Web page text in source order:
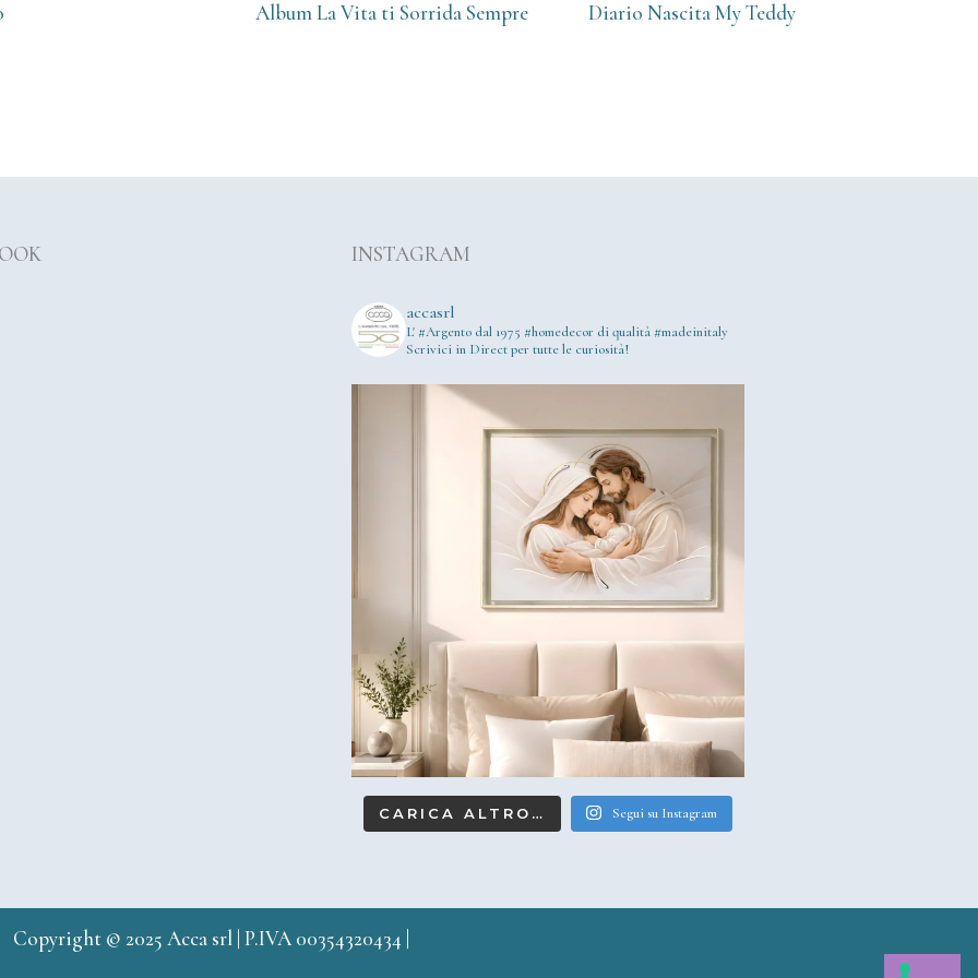
Album La Vita ti Sorrida Sempre Diario Nascita My Teddy
INSTAGRAM
accasrl
L' #Argento dal 1975 #homedecor di qualità #madeinitaly
Scrivici in Direct per tutte le curiosità!
CARICA ALTRO… Segui su Instagram
Copyright © 2025 Acca srl | P.IVA 00354320434 |